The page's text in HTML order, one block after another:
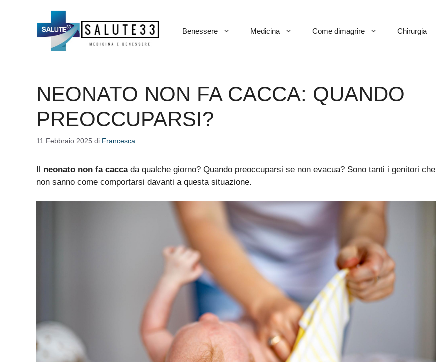
Benessere Medicina Come dimagrire Chirurgia
NEONATO NON FA CACCA: QUANDO
PREOCCUPARSI?
11 Febbraio 2025 di Francesca
Il neonato non fa caccada qualche giorno? Quando preoccuparsi se non evacua? Sono tanti i genitori che
non sanno come comportarsi davanti a questa situazione.